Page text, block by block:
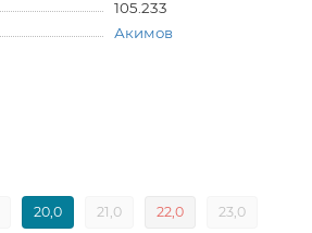
105.233
Акимов
20,0 21,0 22,0 23,0